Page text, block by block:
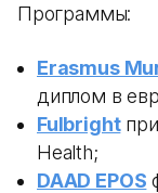
Программы:
Erasmus
диплом в
Fulbright
Health;
DAAD EPOS